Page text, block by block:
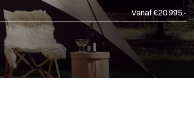
Vanaf €20.995,-